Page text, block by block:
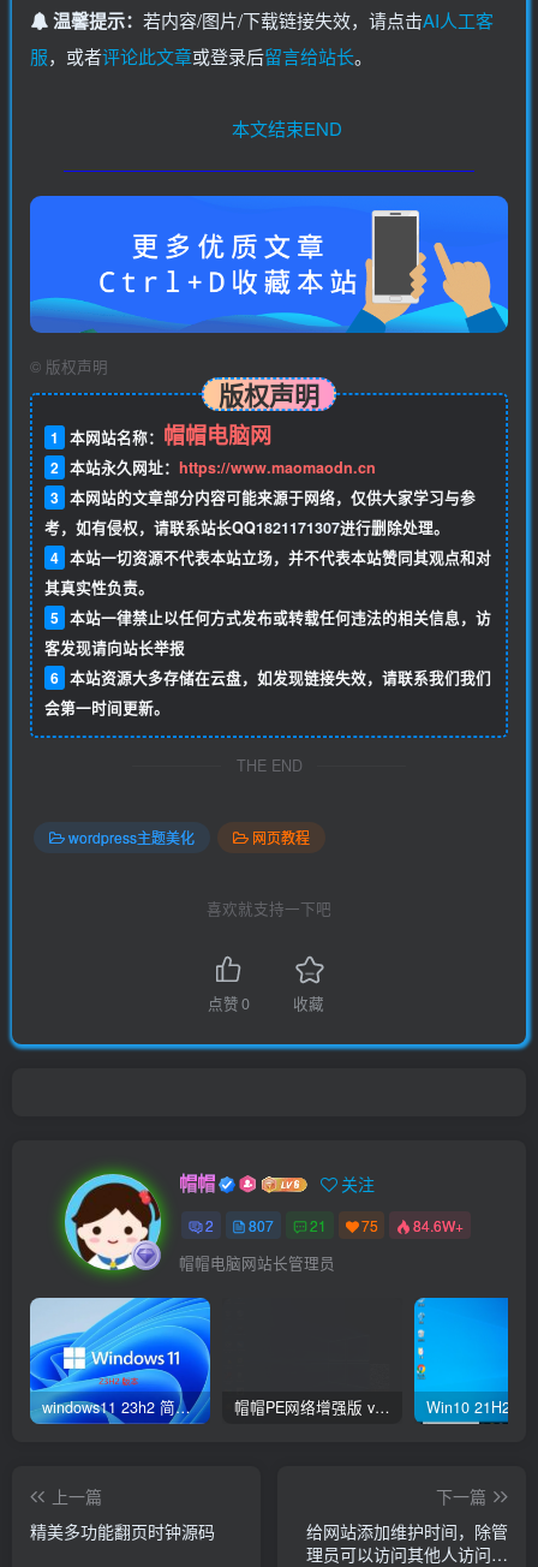
温馨提示： 若内容/图片/下载链接失效，请点击AI人工客
服，或者评论此文章或登录后留言给站长。
本文结束END
© 版权声明
版权声明
1 本网站名称： 帽帽电脑网
2 本站永久网址： https://www.maomaodn.cn
3 本网站的文章部分内容可能来源于网络，仅供大家学习与参
考，如有侵权，请联系站长QQ1821171307进行删除处理。
4 本站一切资源不代表本站立场，并不代表本站赞同其观点和对
其真实性负责。
5 本站一律禁止以任何方式发布或转载任何违法的相关信息，访
客发现请向站长举报
6 本站资源大多存储在云盘，如发现链接失效，请联系我们我们
会第一时间更新。
THE END
wordpress主题美化 网页教程
喜欢就支持一下吧
点赞0 收藏
帽帽 关注
2 807 21 75 84.6W+
帽帽电脑网站长管理员
windows11 23h2 简体中文版64位 正式版 帽帽PE网络增强版 v2.4版本
上一篇
精美多功能翻页时钟源码
下一篇
给网站添加维护时间，除管
理员可以访问其他人访问是